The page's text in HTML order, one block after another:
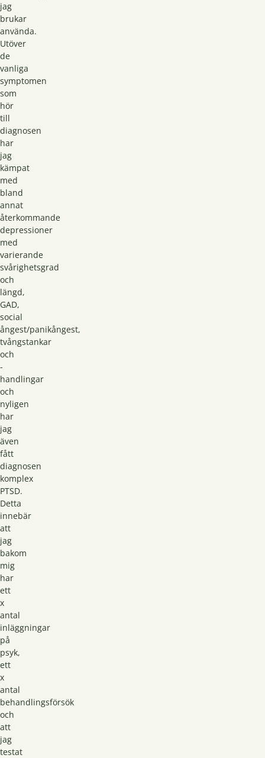
jag
brukar
använda.
Utöver
de
vanliga
symptomen
som
hör
till
diagnosen
har
jag
kämpat
med
bland
annat
återkommande
depressioner
med
varierande
svårighetsgrad
och
längd,
GAD,
social
ångest/panikångest,
tvångstankar
och
-
handlingar
och
nyligen
har
jag
även
fått
diagnosen
komplex
PTSD.
Detta
innebär
att
jag
bakom
mig
har
ett
x
antal
inläggningar
på
psyk,
ett
x
antal
behandlingsförsök
och
att
jag
testat